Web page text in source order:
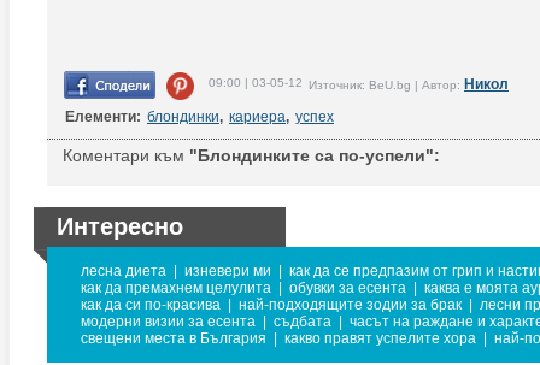
09:00 | 03-05-12 Източник: BeU.bg | Автор: Никол
Елементи: блондинки, кариера, успех
Коментари към "Блондинките са по-успели":
Интересно
лесна диета изневери ми
как да се предпазим от грип и
как да премахнем целулита
обувки за есента
каква е моята
как да си по-красива
най-подходящите зодии за брак
лесни
модерни визии за есента
съдбата
часът на раждане и
свещени места в България
какво правят успелите хора най-